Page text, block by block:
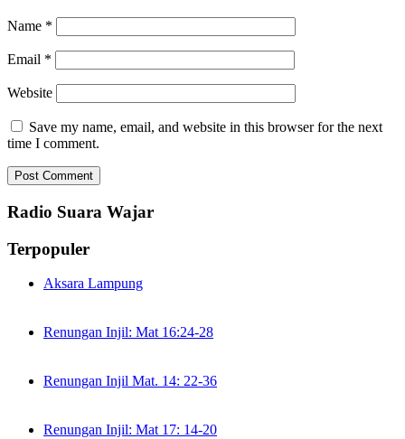
Name *
Email *
Website
Save my name, email, and website in this browser for the next
time I comment.
Radio Suara Wajar
Terpopuler
Aksara Lampung
Renungan Injil: Mat 16:24-28
Renungan Injil Mat. 14: 22-36
Renungan Injil: Mat 17: 14-20